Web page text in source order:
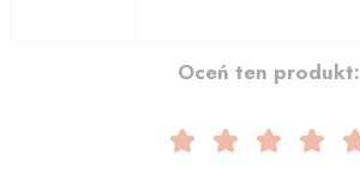
Oceń ten produkt: